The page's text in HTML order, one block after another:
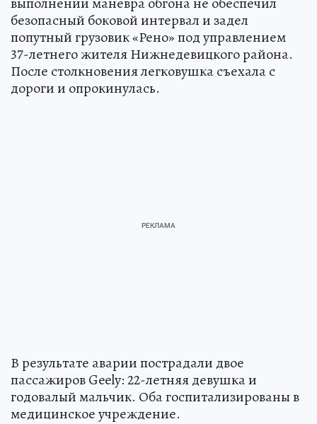
безопасный боковой интервал и задел
попутный грузовик «Рено» под управлением
37-летнего жителя Нижнедевицкого района.
После столкновения легковушка съехала с
дороги и опрокинулась.
В результате аварии пострадали двое
пассажиров Geely: 22-летняя девушка и
годовалый мальчик. Оба госпитализированы в
медицинское учреждение.